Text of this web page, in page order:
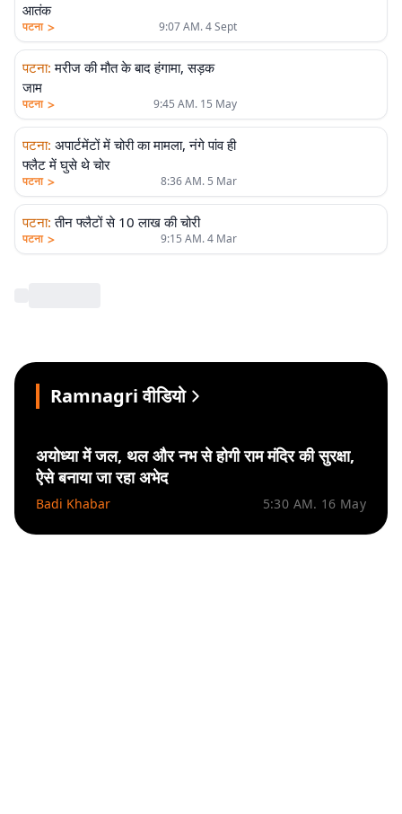
आतंक
पटना > 9:07 AM. 4 Sept
पटना: मरीज की मौत के बाद हंगामा, सड़क
जाम
पटना > 9:45 AM. 15 May
पटना: अपार्टमेंटों में चोरी का मामला, नंगे पांव ही
फ्लैट में घुसे थे चोर
पटना > 8:36 AM. 5 Mar
पटना: तीन फ्लैटों से 10 लाख की चोरी
पटना > 9:15 AM. 4 Mar
Ramnagri वीडियो
अयोध्या में जल, थल और नभ से होगी राम मंदिर की सुरक्षा,
ऐसे बनाया जा रहा अभेद
Badi Khabar 5:30 AM. 16 May